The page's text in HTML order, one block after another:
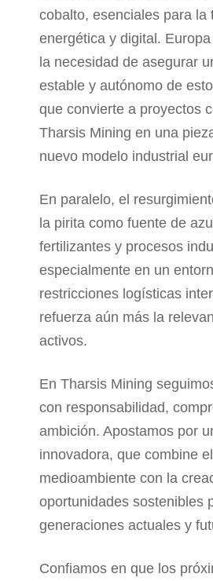
cobalto, esenciales para la
energética y digital.
la necesidad de asegurar
estable y autónomo de
que convierte a proyectos
Tharsis Mining en una
nuevo modelo industrial
En paralelo, el
la pirita como fuente de
fertilizantes y procesos
especialmente en un
restricciones logísticas
refuerza aún más la
activos.
En Tharsis Mining
con responsabilidad,
ambición. Apostamos por
innovadora, que combine
medioambiente con la
oportunidades sostenibles
generaciones actuales y
Confiamos en que los